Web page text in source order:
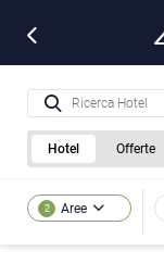
Hotel Offerte
2 Aree